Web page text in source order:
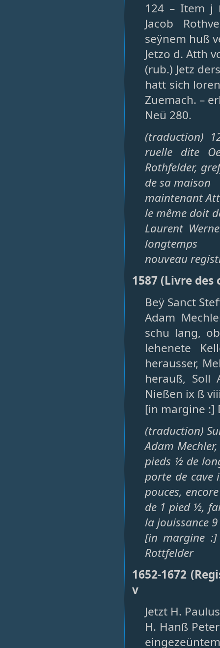
124 – Item j
Jacob
seÿnem huß
Jetzo d. Atth
(rub.) Jetz
hatt sich
Zuemach. –
Neü 280.
(traduction)
ruelle dite
Rothfelder,
de sa maison
maintenant
le même doit
Laurent
longtemps
nouveau
1587 (Livre des
Beÿ Sanct
Adam
schu lang,
lehenete
herausser,
herauß, Soll
Nießen ix ß
[in margine :]
(traduction)
Adam
pieds ½ de
porte de cave
pouces,
de 1 pied ½,
la jouissance
[in margine :]
Rottfelder
1652-1672
v
Jetzt H.
H. Hanß